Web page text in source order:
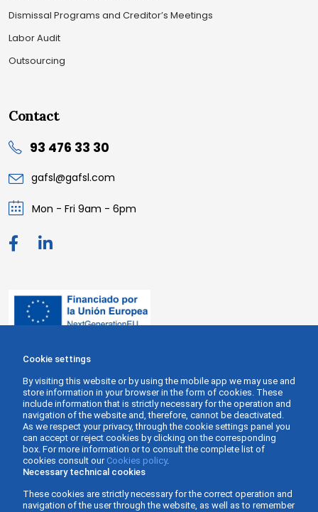
Dismissal Programs and Creditor’s Meetings
Labor Audit
Outsourcing
Contact
93 476 33 30
gafsl@gafsl.com
Mon - Fri 9am - 6pm
Cookie settings
By visiting this website or by using the mobile app we may use and
store information in your browser in the form of cookies. These
include information that is strictly necessary for the operation and
navigation of the website and, therefore, cannot be deactivated.
As we respect your privacy, through the cookie settings panel you
can accept or reject cookies by clicking on the corresponding
box. For more information or to consult the complete list of
cookies consult our Cookies policy.
Necessary technical cookies
These cookies are strictly necessary for the correct operation and
navigation of the user through the website, as well as to remember